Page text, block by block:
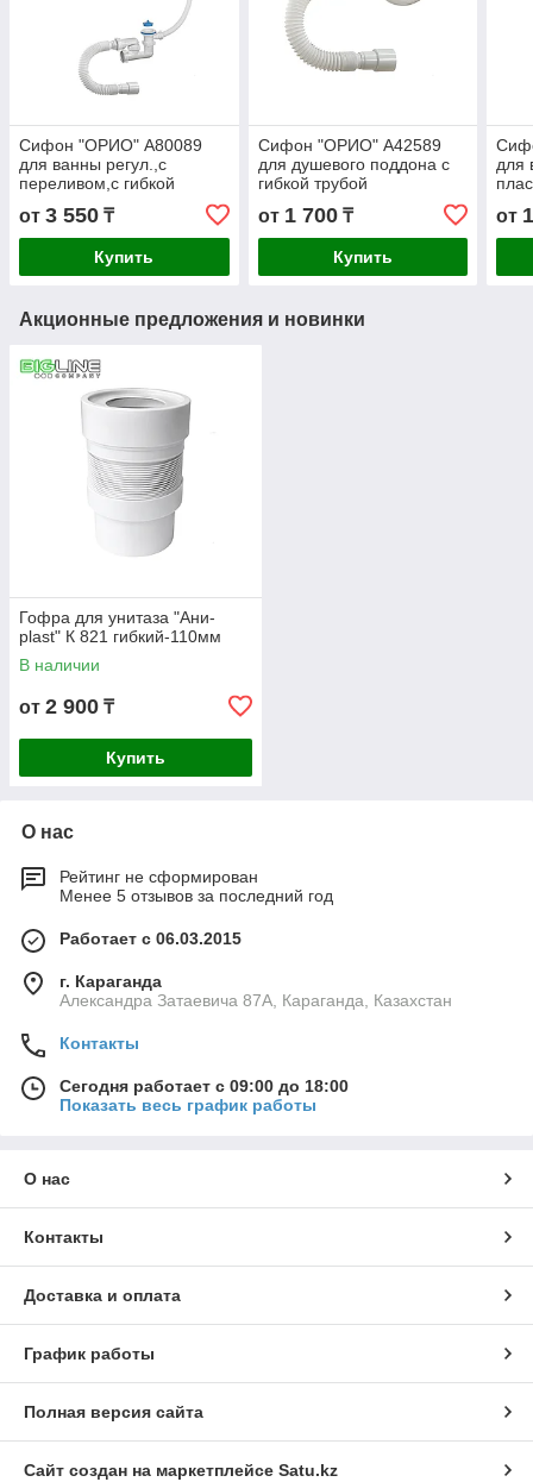
Сифон "ОРИО" А80089
для ванны регул.,с
переливом,с гибкой
от 3 550 ₸
Купить
Сифон "ОРИО" А42589
для душевого поддона с
гибкой трубой
от 1 700₸
Купить
для
от
Акционные предложения и новинки
Гофра для унитаза "Ани-
plast" К 821 гибкий-110мм
В наличии
от 2 900 ₸
Купить
О нас
Рейтинг не сформирован
Менее 5 отзывов за последний год
Работает с 06.03.2015
г. Караганда
Александра Затаевича 87А, Караганда, Казахстан
Контакты
Сегодня работает с 09:00 до 18:00
Показать весь график работы
О нас
Контакты
Доставка и оплата
График работы
Полная версия сайта
Сайт создан на маркетплейсе Satu.kz